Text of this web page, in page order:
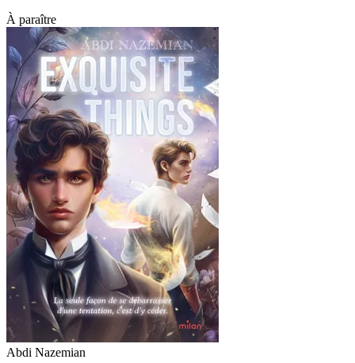
À paraître
Abdi Nazemian